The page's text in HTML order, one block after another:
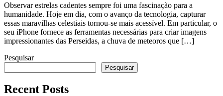
Observar estrelas cadentes sempre foi uma fascinação para a
humanidade. Hoje em dia, com o avanço da tecnologia, capturar
essas maravilhas celestiais tornou-se mais acessível. Em particular, o
seu iPhone fornece as ferramentas necessárias para criar imagens
impressionantes das Perseidas, a chuva de meteoros que […]
Pesquisar
Pesquisar
Recent Posts